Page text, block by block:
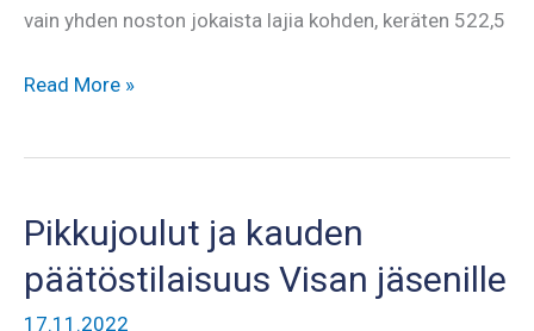
vain yhden noston jokaista lajia kohden, keräten 522,5
Jarille
Read More »
Pikkujoulut ja kauden
päätöstilaisuus Visan jäsenille
17.11.2022